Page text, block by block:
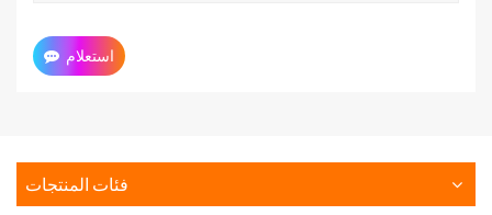
استعلام
فئات المنتجات